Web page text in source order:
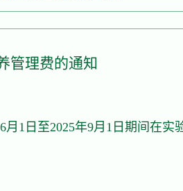
管理费的通知
1日至2025年9月1日期间在